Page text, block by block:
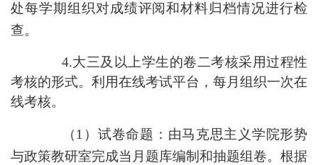
处每学期组织对成绩评阅和材料归档情况进行检
查。
4.大三及以上学生的卷二考核采用过程性
考核的形式。 利用在线考试平台，每月组织一次在
线考核。
（1）试卷命题：由马克思主义学院形势
与政策教研室完成当月题库编制和抽题组卷。根据